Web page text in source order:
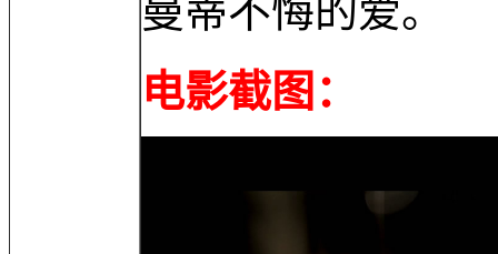
曼蒂不悔的爱。
电影截图：